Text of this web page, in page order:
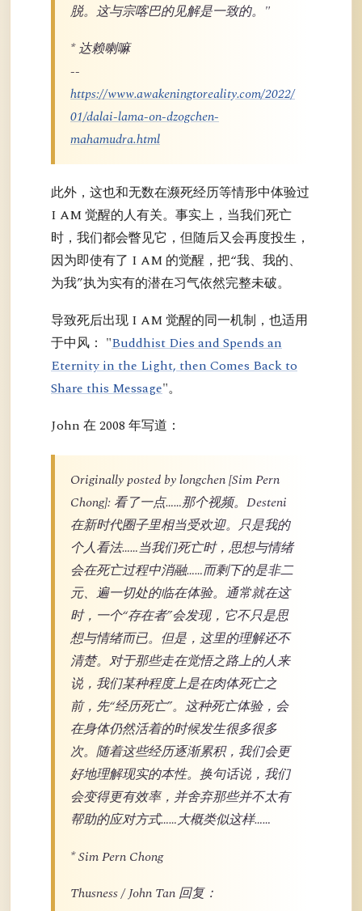
脱。这与宗喀巴的见解是一致的。"
* 达赖喇嘛
--
https://www.awakeningtoreality.com/2022/
01/dalai-lama-on-dzogchen-
mahamudra.html
此外，这也和无数在濒死经历等情形中体验过
I AM 觉醒的人有关。事实上，当我们死亡
时，我们都会瞥见它，但随后又会再度投生，
因为即使有了 I AM 的觉醒，把“我、我的、
为我”执为实有的潜在习气依然完整未破。
导致死后出现 I AM 觉醒的同一机制，也适用
于中风： "Buddhist Dies and Spends an
Eternity in the Light, then Comes Back to
Share this Message"。
John 在 2008 年写道：
Originally posted by longchen [Sim Pern
Chong]: 看了一点……那个视频。Desteni
在新时代圈子里相当受欢迎。只是我的
个人看法……当我们死亡时，思想与情绪
会在死亡过程中消融……而剩下的是非二
元、遍一切处的临在体验。通常就在这
时，一个“存在者”会发现，它不只是思
想与情绪而已。但是，这里的理解还不
清楚。对于那些走在觉悟之路上的人来
说，我们某种程度上是在肉体死亡之
前，先“经历死亡”。这种死亡体验，会
在身体仍然活着的时候发生很多很多
次。随着这些经历逐渐累积，我们会更
好地理解现实的本性。换句话说，我们
会变得更有效率，并舍弃那些并不太有
帮助的应对方式……大概类似这样……
* Sim Pern Chong
Thusness / John Tan 回复：